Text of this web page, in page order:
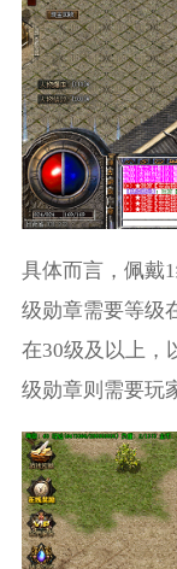
具体而言，佩戴
级勋章需要等级
在30级及以上
级勋章则需要玩